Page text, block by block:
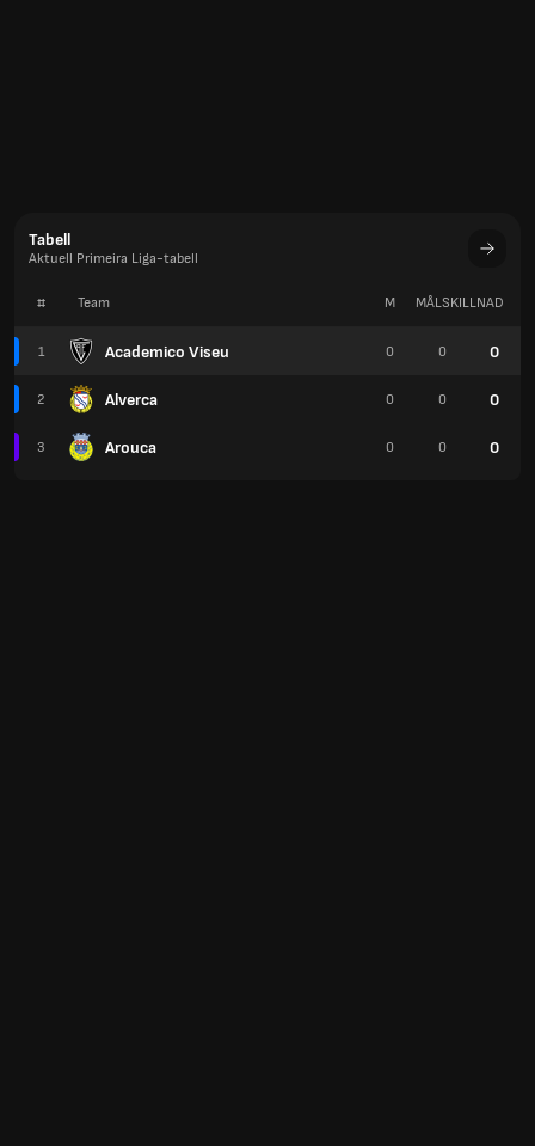
Tabell
Aktuell Primeira Liga-tabell
# Team
1 Academico Viseu
2 Alverca
3 Arouca
M MÅLSKILLNAD
0 0 0
0 0 0
0 0 0